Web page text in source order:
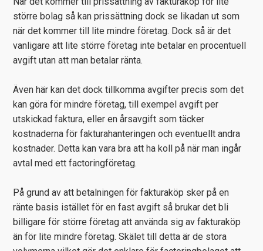
större bolag så kan prissättning dock se likadan ut som
när det kommer till lite mindre företag. Dock så är det
vanligare att lite större företag inte betalar en procentuell
avgift utan att man betalar ränta.
Även här kan det dock tillkomma avgifter precis som det
kan göra för mindre företag, till exempel avgift per
utskickad faktura, eller en årsavgift som täcker
kostnaderna för fakturahanteringen och eventuellt andra
kostnader. Detta kan vara bra att ha koll på när man ingår
avtal med ett factoringföretag.
På grund av att betalningen för fakturaköp sker på en
ränte basis istället för en fast avgift så brukar det bli
billigare för större företag att använda sig av fakturaköp
än för lite mindre företag. Skälet till detta är de stora